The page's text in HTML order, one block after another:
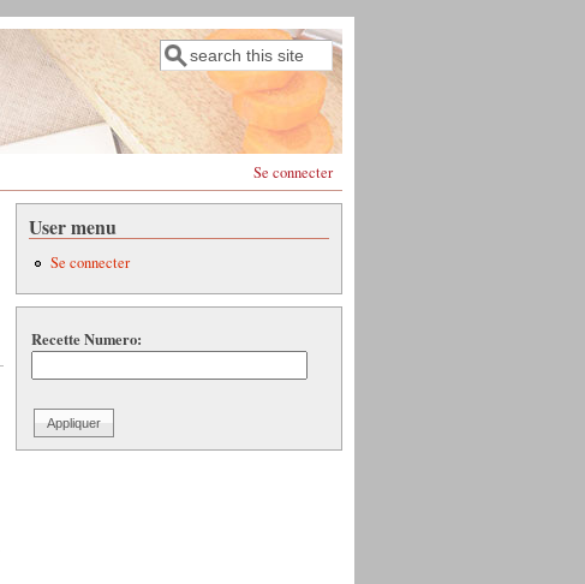
Formulaire de recherche
Rechercher
Se connecter
User menu
Se connecter
Recette Numero: